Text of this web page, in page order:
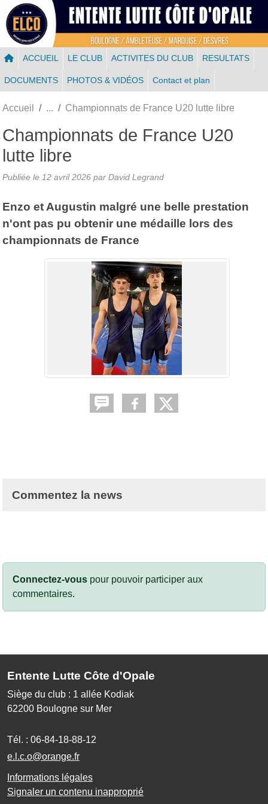
ACCUEIL LE CLUB ACTIVITES DU CLUB RESULTATS
DOCUMENTS PHOTOS & VIDÉOS Contact et plan
Accueil Championnats de France U20 lutte libre
Championnats de France U20
lutte libre
Publiée le 12 avril 2026 par David Legrand
Enzo et Augustin malgré une belle prestation
n'ont pas pu obtenir une médaille lors des
championnats de France
Commentez la news
Connectez-vous pour pouvoir participer aux
commentaires.
Entente Lutte Côte d'Opale
Siège du club : 1 allée Kodiak
62200 Boulogne sur Mer
Tél. : 06-84-18-88-12
e.l.c.o@orange.fr
Informations légales
Signaler un contenu inapproprié